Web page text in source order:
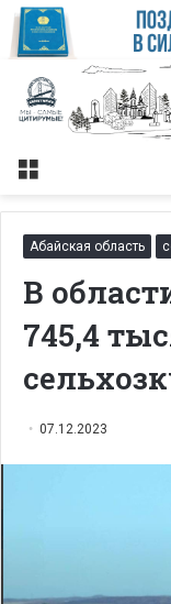
Меню
Абайская область
В
745,4
07.12.2023